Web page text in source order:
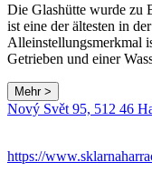
Die Glashütte wurde zu
ist eine der ältesten in
Alleinstellungsmerkmal
Getrieben und einer
Mehr >
−
Nový Svět 95, 512 46
https://